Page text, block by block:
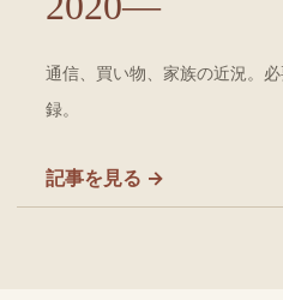
通信、買い物、家族の近況。
録。
記事を見る →